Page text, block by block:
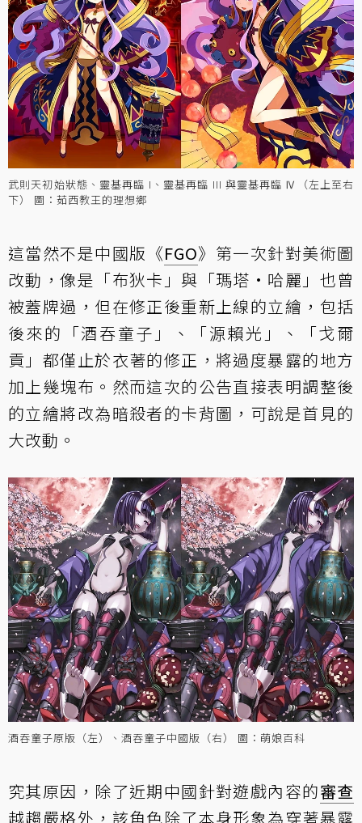
武則天初始狀態、靈基再臨 I、靈基再臨 III 與靈基再臨 Ⅳ（左上至右
下） 圖：茹西教王的理想鄉
這當然不是中國版《FGO》第一次針對美術圖
改動，像是「布狄卡」與「瑪塔·哈麗」也曾
被蓋牌過，但在修正後重新上線的立繪，包括
後來的「酒吞童子」、「源賴光」、「戈爾
貢」都僅止於衣著的修正，將過度暴露的地方
加上幾塊布。然而這次的公告直接表明調整後
的立繪將改為暗殺者的卡背圖，可說是首見的
大改動。
酒吞童子原版（左）、酒吞童子中國版（右） 圖：萌娘百科
究其原因，除了近期中國針對遊戲內容的審查
越趨嚴格外，該角色除了本身形象為穿著暴露